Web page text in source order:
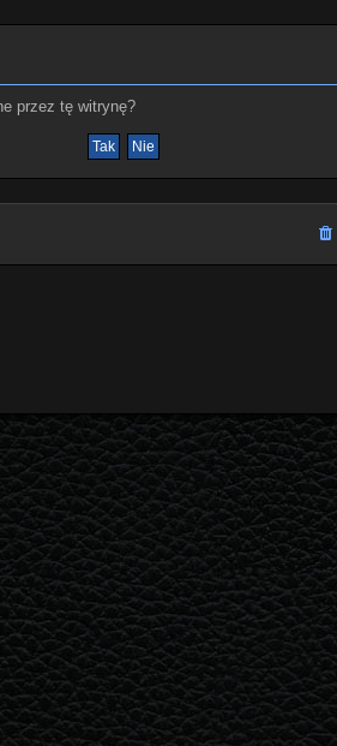
przez tę witrynę?